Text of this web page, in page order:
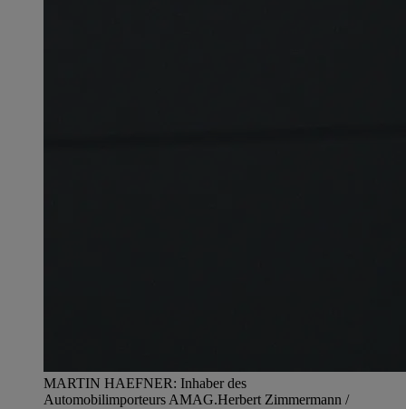
MARTIN HAEFNER: Inhaber des
Automobilimporteurs AMAG.Herbert Zimmermann /